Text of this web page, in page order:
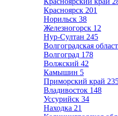
Красноярск 201
Норильск 38
Железногорск 12
Нур-Султан 245
Волгоградская
Волгоград 178
Волжский 42
Камышин 5
Приморский край
Владивосток 148
Уссурийск 34
Находка 21